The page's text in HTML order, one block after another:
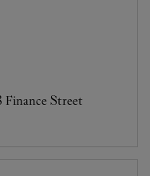
Finance Street